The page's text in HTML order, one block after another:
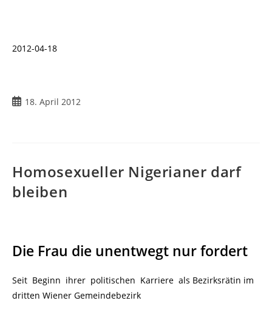
2012-04-18
Beitrag18. April 2012
Homosexueller Nigerianer darf
bleiben
Die Frau die unentwegt nur fordert
Seit Beginn ihrer politischen Karriere als Bezirksrätin im
dritten Wiener Gemeindebezirk